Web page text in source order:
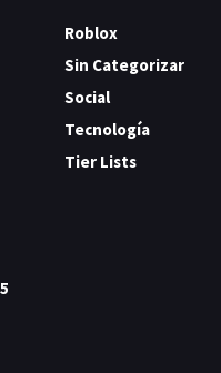
Roblox
Sin Categorizar
Social
Tecnología
Tier Lists